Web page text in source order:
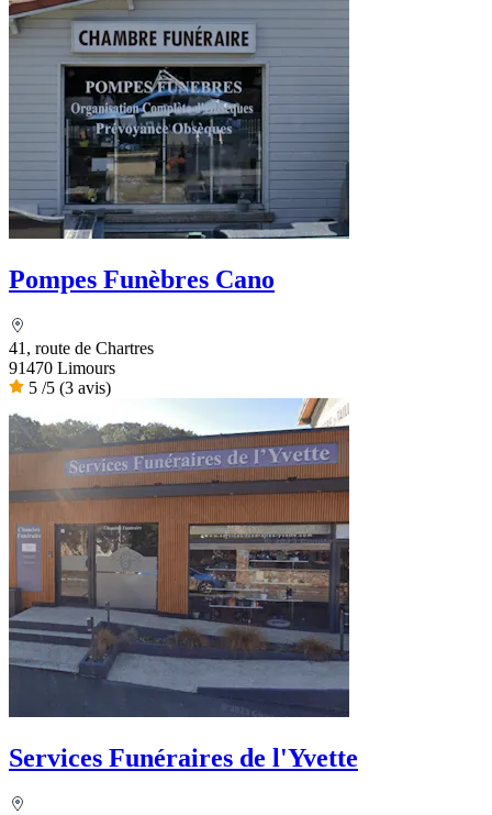
Pompes Funèbres Cano
41, route de Chartres
91470 Limours
5 /5 (3 avis)
Services Funéraires de l'Yvette